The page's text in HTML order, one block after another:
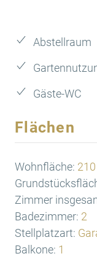
Abstellraum
Gäste-WC
Flächen
Wohnfläche:
Zimmer
Badezimmer: 2
Stellplatzart:
Balkone: 1